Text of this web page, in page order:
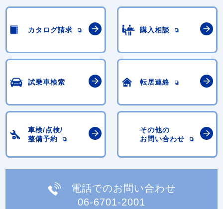
カタログ請求 購入相談
試乗車検索 転居連絡
車検/点検/
整備予約
その他の
お問い合わせ
電話でのお問い合わせ
06-6701-2001